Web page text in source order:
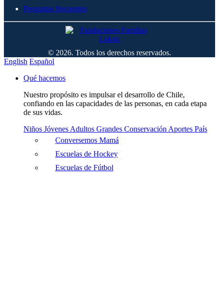
Preguntas frecuentes
© 2026. Todos los derechos reservados.
English Español
Qué hacemos
Nuestro propósito es impulsar el desarrollo de Chile,
confiando en las capacidades de las personas, en cada etapa
de sus vidas.
Niños Jóvenes Adultos Grandes Conservación Aportes País
Conversemos Mamá
Escuelas de Hockey
Escuelas de Fútbol